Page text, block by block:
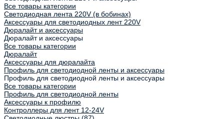
Все товары категории
Светодиодная лента 220V (в бобинах)
Аксессуары для светодиодных лент 220V
Дюралайт и аксессуары
Дюралайт и аксессуары
Все товары категории
Дюралайт
Аксессуары для дюралайта
Профиль для светодиодной ленты и аксессуары
Профиль для светодиодной ленты и аксессуары
Все товары категории
Профиль для светодиодной ленты
Аксессуары к профилю
Контроллеры для лент 12-24V